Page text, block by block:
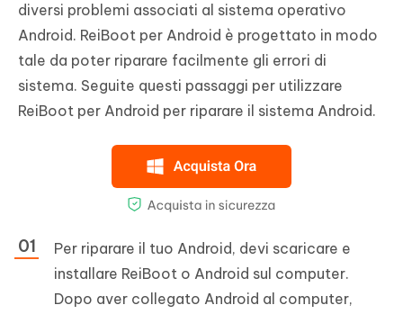
diversi problemi associati al sistema operativo
Android. ReiBoot per Android è progettato in modo
tale da poter riparare facilmente gli errori di
sistema. Seguite questi passaggi per utilizzare
ReiBoot per Android per riparare il sistema Android.
Per riparare il tuo Android, devi scaricare e
installare ReiBoot o Android sul computer.
Dopo aver collegato Android al computer,